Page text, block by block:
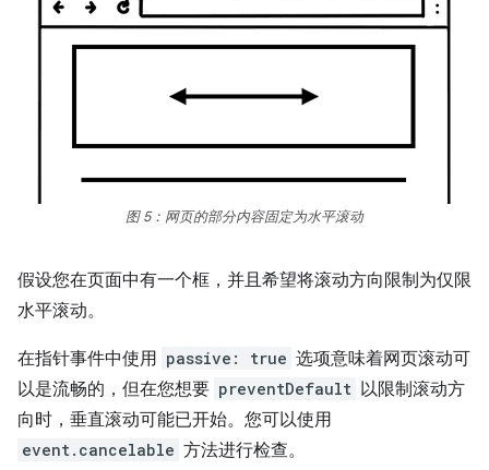
图 5：网页的部分内容固定为水平滚动
假设您在页面中有一个框，并且希望将滚动方向限制为仅限
水平滚动。
在指针事件中使用 passive: true 选项意味着网页滚动可
以是流畅的，但在您想要 preventDefault 以限制滚动方
向时，垂直滚动可能已开始。您可以使用
event.cancelable 方法进行检查。